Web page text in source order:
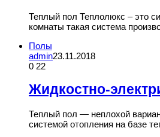
Теплый пол Теплолюкс – это
комнаты такая система
Полы
admin23.11.2018
0 22
Жидкостно-
Теплый пол — неплохой
системой отопления на базе